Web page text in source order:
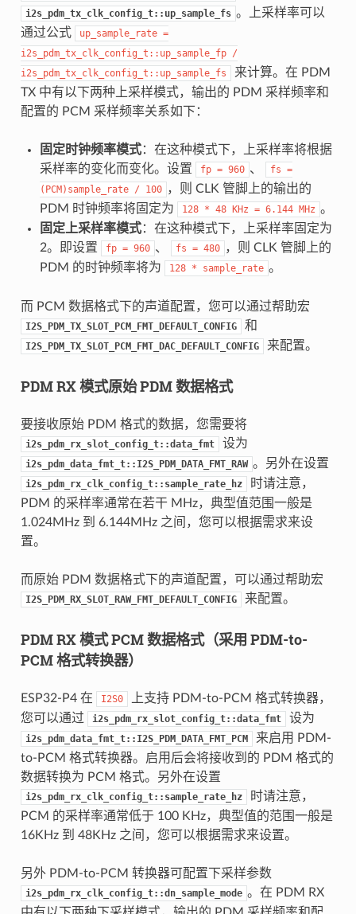
i2s_pdm_tx_clk_config_t::up_sample_fs 。上采样率可以
通过公式
up_sample_rate =
i2s_pdm_tx_clk_config_t::up_sample_fp /
i2s_pdm_tx_clk_config_t::up_sample_fs
来计算。在 PDM
TX 中有以下两种上采样模式，输出的 PDM 采样频率和
配置的 PCM 采样频率关系如下：
固定时钟频率模式：在这种模式下，上采样率将根据
采样率的变化而变化。设置
fp = 960 、 fs =
(PCM)sample_rate / 100 ，则 CLK 管脚上的输出的
PDM 时钟频率将固定为
128 * 48 KHz = 6.144 MHz 。
固定上采样率模式：在这种模式下，上采样率固定为
2。即设置
fp = 960 、 fs = 480 ，则 CLK 管脚上的
PDM 的时钟频率将为
128 * sample_rate 。
而 PCM 数据格式下的声道配置，您可以通过帮助宏
I2S_PDM_TX_SLOT_PCM_FMT_DEFAULT_CONFIG 和
I2S_PDM_TX_SLOT_PCM_FMT_DAC_DEFAULT_CONFIG 来配置。
PDM RX 模式原始 PDM 数据格式
要接收原始 PDM 格式的数据，您需要将
i2s_pdm_rx_slot_config_t::data_fmt 设为
i2s_pdm_data_fmt_t::I2S_PDM_DATA_FMT_RAW 。另外在设置
i2s_pdm_rx_clk_config_t::sample_rate_hz
时请注意，
PDM 的采样率通常在若干 MHz，典型值范围一般是
1.024MHz 到 6.144MHz 之间，您可以根据需求来设
置。
而原始 PDM 数据格式下的声道配置，可以通过帮助宏
I2S_PDM_RX_SLOT_RAW_FMT_DEFAULT_CONFIG 来配置。
PDM RX 模式 PCM 数据格式（采用 PDM-to-
PCM 格式转换器）
ESP32-P4 在 I2S0
上支持 PDM-to-PCM 格式转换器，
您可以通过
i2s_pdm_rx_slot_config_t::data_fmt 设为
i2s_pdm_data_fmt_t::I2S_PDM_DATA_FMT_PCM
来启用 PDM-
to-PCM 格式转换器。启用后会将接收到的 PDM 格式的
数据转换为 PCM 格式。另外在设置
i2s_pdm_rx_clk_config_t::sample_rate_hz
时请注意，
PCM 的采样率通常低于 100 KHz，典型值的范围一般是
16KHz 到 48KHz 之间，您可以根据需求来设置。
另外 PDM-to-PCM 转换器可配置下采样参数
i2s_pdm_rx_clk_config_t::dn_sample_mode 。在 PDM RX